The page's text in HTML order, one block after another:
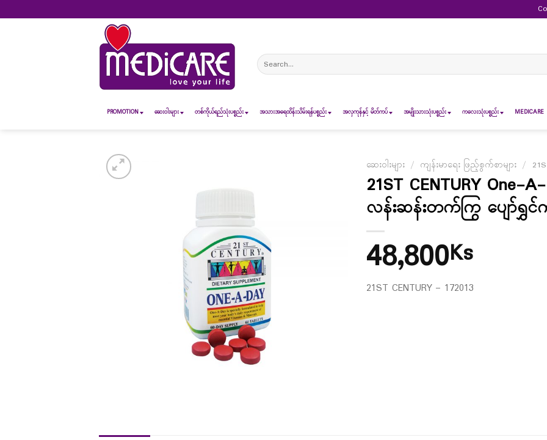
to
Search
for:
PROMOTION ဆေး၀ါးများ တစ်ကိုယ်ရည်သုံးပစ္စည်း အသားအရေထိန်းသိမ်းရန်ပစ္စည်း အလှကုန်နှင့် မိတ်ကပ် အမျိုးသားသုံးပစ္စည်း ကလေးသုံးပစ္စည်း MEDICARE
ဆေးဝါးများ / ကျန်းမာရေး ဖြည့်စွက်စာများ /
21ST CENTURY
လန်းဆန်းတက်ကြွ ပျော်ရွှင်က
48,800Ks
21ST CENTURY – 172013